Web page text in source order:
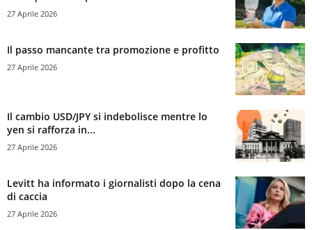
27 Aprile 2026
Il passo mancante tra promozione e profitto
27 Aprile 2026
Il cambio USD/JPY si indebolisce mentre lo
yen si rafforza in...
27 Aprile 2026
Levitt ha informato i giornalisti dopo la cena
di caccia
27 Aprile 2026